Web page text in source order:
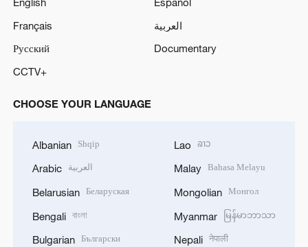
Français
العربية
Русский
Documentary
CCTV+
CHOOSE YOUR LANGUAGE
Albanian Shqip
Arabic العربية
Belarusian Беларуская
Bengali বাংলা
Bulgarian Български
Lao ລາວ
Malay Bahasa Melayu
Mongolian Монгол
Myanmar မြန်မာဘာသာ
Nepali नेपाली